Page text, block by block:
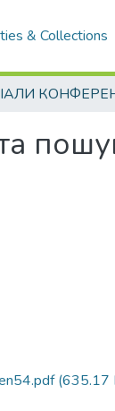
& Collections
(635.17